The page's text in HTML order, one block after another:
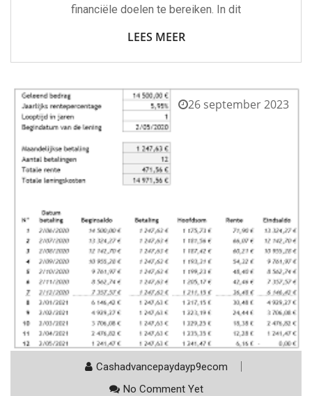
financiële doelen te bereiken. In dit
LEES MEER
26 september 2023
Cashadvancepaydayp9ecom
No Comment Yet